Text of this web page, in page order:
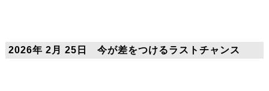
2026年 2月 25日 今が差をつけるラストチャンス